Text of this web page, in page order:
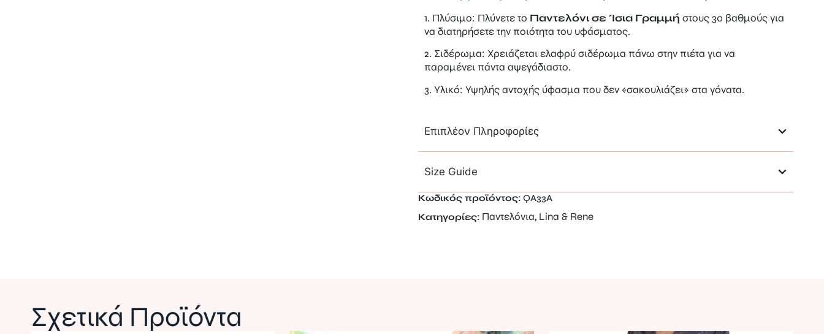
1. Πλύσιμο: Πλύνετε το Παντελόνι σε Ίσια Γραμμή στους 30 βαθμούς για
να διατηρήσετε την ποιότητα του υφάσματος.
2. Σιδέρωμα: Χρειάζεται ελαφρύ σιδέρωμα πάνω στην πιέτα για να
παραμένει πάντα αψεγάδιαστο.
3. Υλικό: Υψηλής αντοχής ύφασμα που δεν «σακουλιάζει» στα γόνατα.
Επιπλέον Πληροφορίες
Size Guide
Κωδικός προϊόντος: QA33A
Κατηγορίες: Παντελόνια, Lina & Rene
Σχετικά Προϊόντα